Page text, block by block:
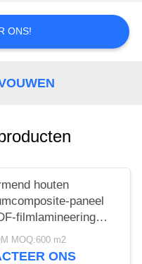
ONS!
houten
paneel
filmlamineering
MOQ:600 m2
ONS